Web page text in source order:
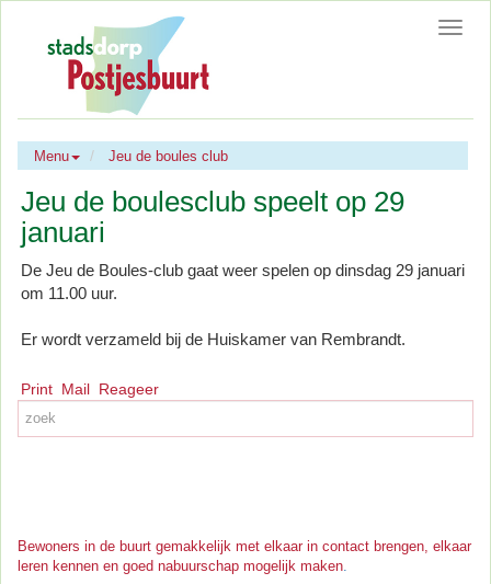
Menu Jeu de boules club
Jeu de boulesclub speelt op 29
januari
De Jeu de Boules-club gaat weer spelen op dinsdag 29 januari
om 11.00 uur.
Er wordt verzameld bij de Huiskamer van Rembrandt.
Print Mail Reageer
Bewoners in de buurt gemakkelijk met elkaar in contact brengen, elkaar
leren kennen en goed nabuurschap mogelijk maken